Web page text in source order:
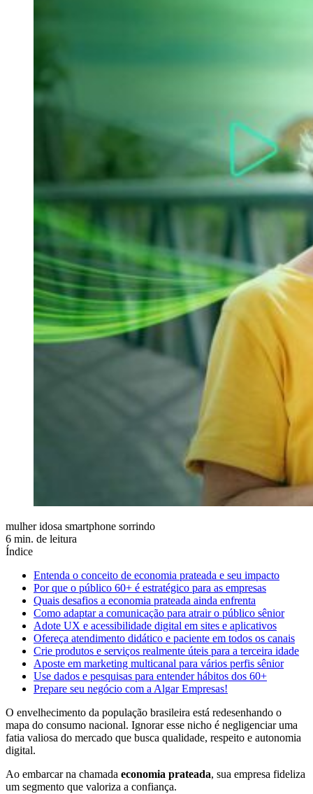
mulher idosa smartphone sorrindo
6 min. de leitura
Índice
Entenda o conceito de economia prateada e seu impacto
Por que o público 60+ é estratégico para as empresas
Quais desafios a economia prateada ainda enfrenta
Como adaptar a comunicação para atrair o público sênior
Adote UX e acessibilidade digital em sites e aplicativos
Ofereça atendimento didático e paciente em todos os canais
Crie produtos e serviços realmente úteis para a terceira idade
Aposte em marketing multicanal para vários perfis sênior
Use dados e pesquisas para entender hábitos dos 60+
Prepare seu negócio com a Algar Empresas!
O envelhecimento da população brasileira está redesenhando o
mapa do consumo nacional. Ignorar esse nicho é negligenciar uma
fatia valiosa do mercado que busca qualidade, respeito e autonomia
digital.
Ao embarcar na chamada economia prateada, sua empresa fideliza
um segmento que valoriza a confiança.